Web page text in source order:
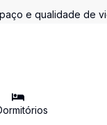
e qualidade de
s